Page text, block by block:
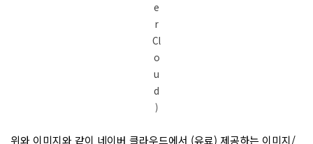
e
r
Cl
o
u
d
)
위와 이미지와 같이 네이버 클라우드에서 (유료) 제공하는 이미지/